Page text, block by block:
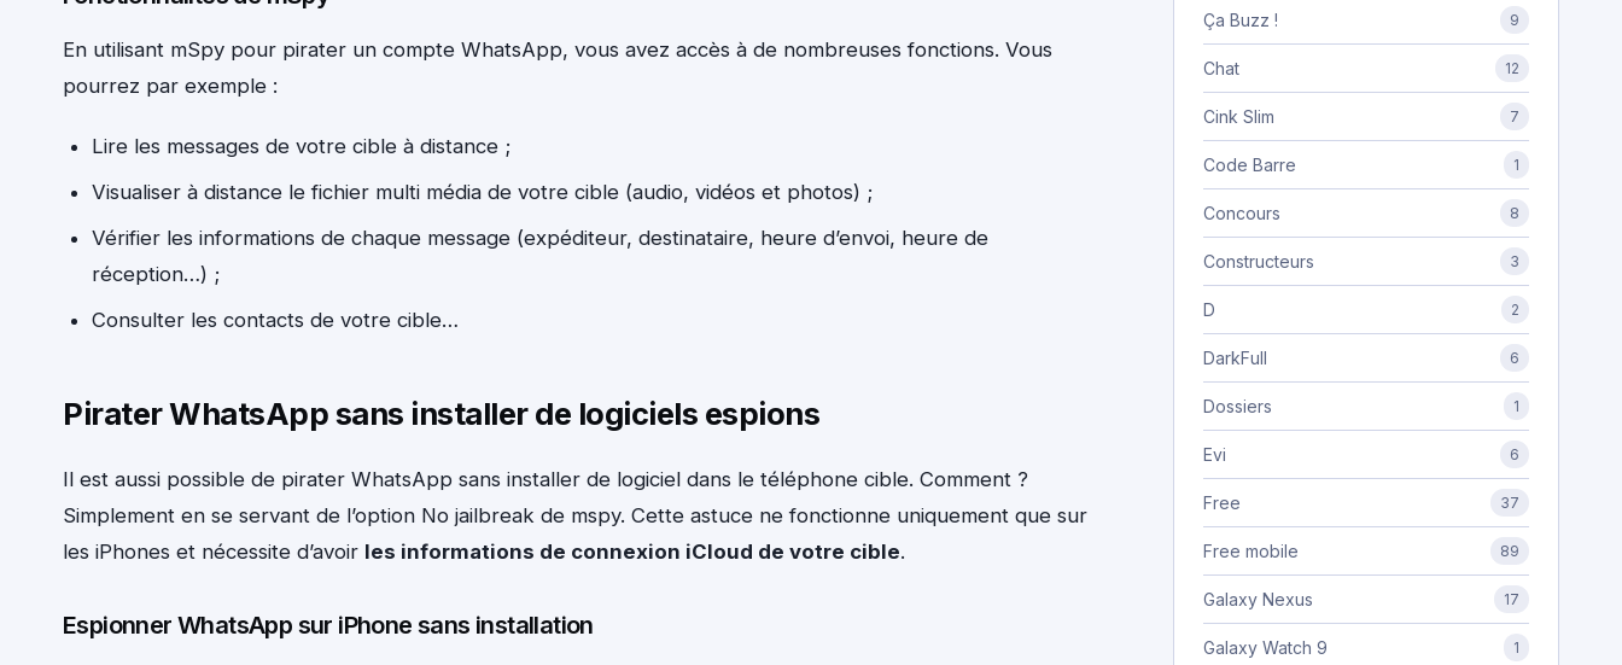
En utilisant mSpy pour pirater un compte WhatsApp, vous avez accès à de nombreuses fonctions. Vous
pourrez par exemple :
Lire les messages de votre cible à distance ;
Visualiser à distance le fichier multi média de votre cible (audio, vidéos et photos) ;
Vérifier les informations de chaque message (expéditeur, destinataire, heure d’envoi, heure de
réception…) ;
Consulter les contacts de votre cible…
Pirater WhatsApp sans installer de logiciels espions
Il est aussi possible de pirater WhatsApp sans installer de logiciel dans le téléphone cible. Comment ?
Simplement en se servant de l’option No jailbreak de mspy. Cette astuce ne fonctionne uniquement que sur
les iPhones et nécessite d’avoir les informations de connexion iCloud de votre cible.
Espionner WhatsApp sur iPhone sans installation
Ça Buzz ! 9
Chat 12
Cink Slim 7
Code Barre 1
Concours 8
Constructeurs 3
D 2
DarkFull 6
Dossiers 1
Evi 6
Free 37
Free mobile 89
Galaxy Nexus 17
Galaxy Watch 9 1